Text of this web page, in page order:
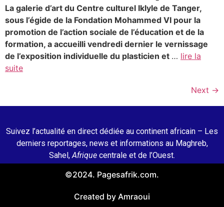
La galerie d’art du Centre culturel Iklyle de Tanger,
sous l’égide de la Fondation Mohammed VI pour la
promotion de l’action sociale de l’éducation et de la
formation, a accueilli vendredi dernier le vernissage
de l’exposition individuelle du plasticien et … lire la
suite
Next →
Suivez l’actualité en direct dédiée au continent africain – Les
derniers reportages, news et informations au Maghreb,
Sahel,Afrique centrale et de l’Ouest.
©2024. Pagesafrik.com.
Created by Amraoui